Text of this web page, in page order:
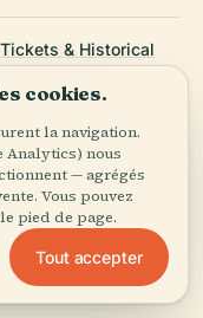
& Historical
Architecture,
2025,
cookies.
la navigation.
Analytics) nous
— agrégés
Vous pouvez
pied de page.
Tout accepter